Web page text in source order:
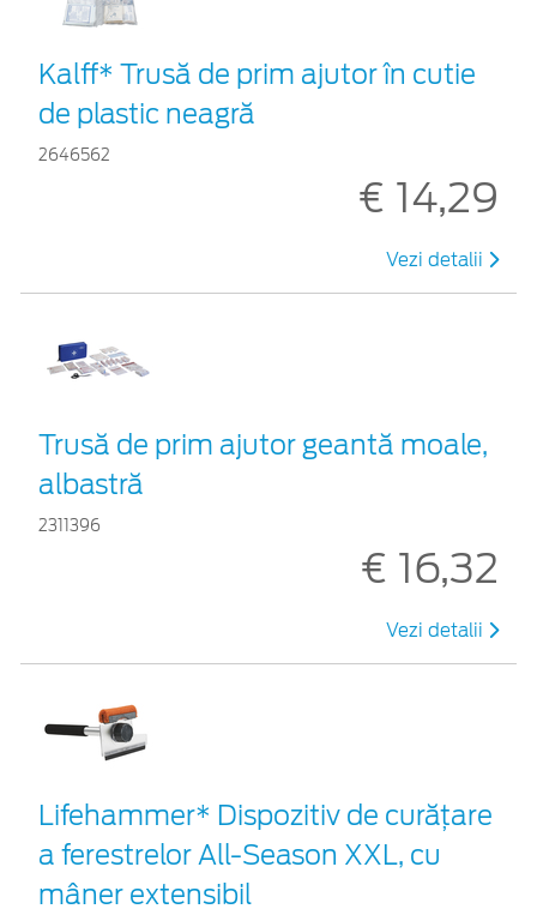
Kalff* Trusă de prim ajutor în cutie
de plastic neagră
2646562
€ 14,29
Vezi detalii
Trusă de prim ajutor geantă moale,
albastră
2311396
€ 16,32
Vezi detalii
Lifehammer* Dispozitiv de curățare
a ferestrelor All-Season XXL, cu
mâner extensibil